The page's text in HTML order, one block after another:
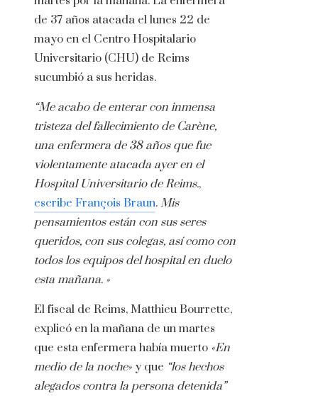
de 37 años atacada el lunes 22 de
mayo en el Centro Hospitalario
Universitario (CHU) de Reims
sucumbió a sus heridas.
“Me acabo de enterar con inmensa
tristeza del fallecimiento de Carène,
una enfermera de 38 años que fue
violentamente atacada ayer en el
Hospital Universitario de Reims.,
escribe François Braun. Mis
pensamientos están con sus seres
queridos, con sus colegas, así como con
todos los equipos del hospital en duelo
esta mañana. »
El fiscal de Reims, Matthieu Bourrette,
explicó en la mañana de un martes
que esta enfermera había muerto «En
medio de la noche» y que “los hechos
alegados contra la persona detenida”